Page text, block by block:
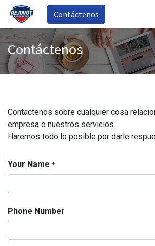
Contáctenos
Contáctenos
Contáctenos sobre cualquier cosa
empresa o nuestros servicios.
Haremos todo lo posible por darle
Your Name *
Phone Number